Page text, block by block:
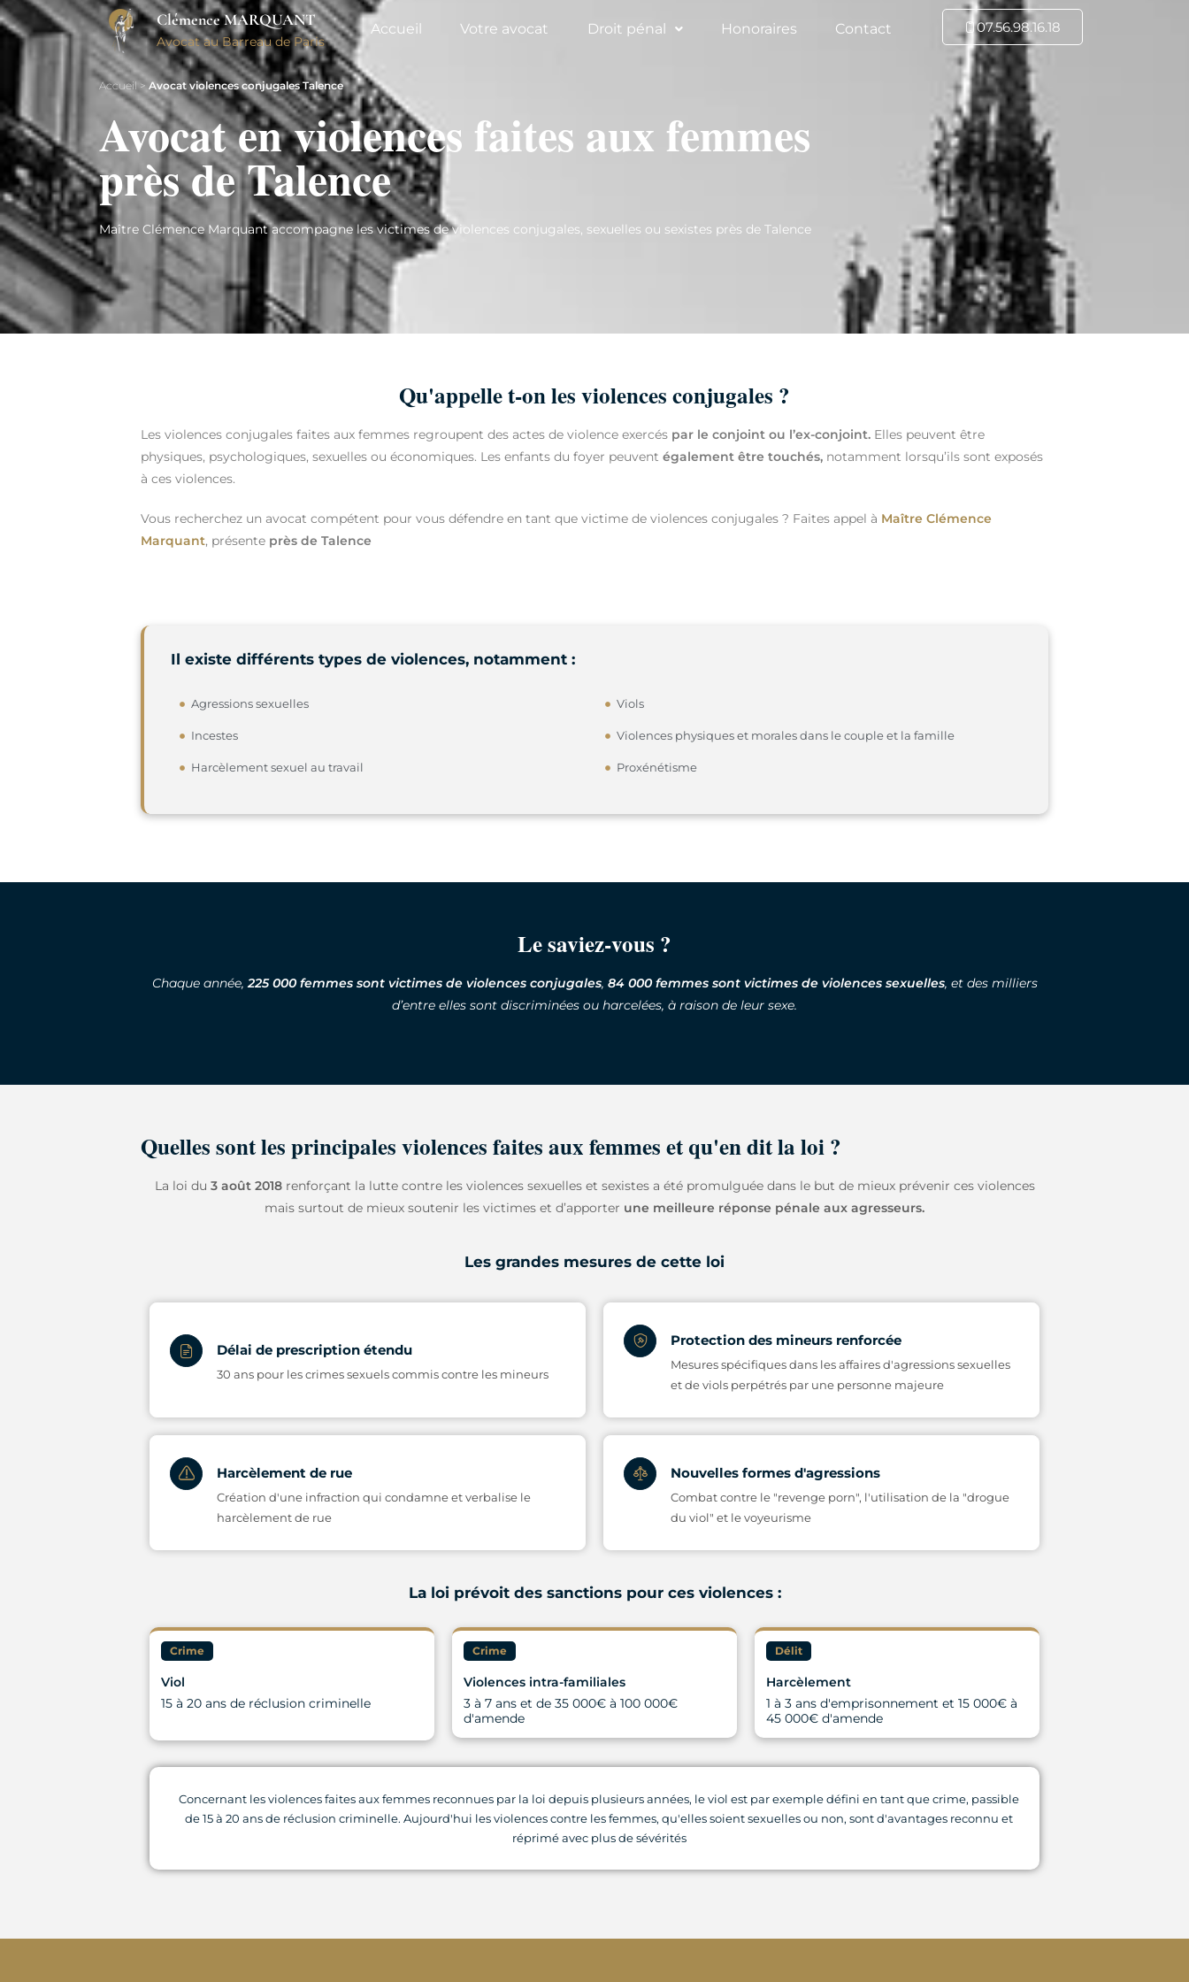
Clémence MARQUANT
Avocat au Barreau de Paris
Accueil Votre avocat Droit pénal Honoraires Contact 07.56.98.16.18
Accueil > Avocat violences conjugales Talence
Avocat en violences faites aux femmes
près de Talence
Maître Clémence Marquant accompagne les victimes de violences conjugales, sexuelles ou sexistes près de Talence
Qu'appelle t-on les violences conjugales ?
Les violences conjugales faites aux femmes regroupent des actes de violence exercés par le conjoint ou l’ex-conjoint. Elles peuvent être
physiques, psychologiques, sexuelles ou économiques. Les enfants du foyer peuvent également être touchés, notamment lorsqu’ils sont exposés
à ces violences.
Vous recherchez un avocat compétent pour vous défendre en tant que victime de violences conjugales ? Faites appel à Maître Clémence
Marquant, présente près de Talence
Il existe différents types de violences, notamment :
Agressions sexuelles
Incestes
Harcèlement sexuel au travail
Viols
Violences physiques et morales dans le couple et la famille
Proxénétisme
Le saviez-vous ?
Chaque année, 225 000 femmes sont victimes de violences conjugales, 84 000 femmes sont victimes de violences sexuelles, et des milliers
d’entre elles sont discriminées ou harcelées, à raison de leur sexe.
Quelles sont les principales violences faites aux femmes et qu'en dit la loi ?
La loi du 3 août 2018renforçant la lutte contre les violences sexuelles et sexistes a été promulguée dans le but de mieux prévenir ces violences
mais surtout de mieux soutenir les victimes et d’apporter une meilleure réponse pénale aux agresseurs.
Les grandes mesures de cette loi
Délai de prescription étendu
30 ans pour les crimes sexuels commis contre les mineurs
Harcèlement de rue
Création d'une infraction qui condamne et verbalise le
harcèlement de rue
Protection des mineurs renforcée
Mesures spécifiques dans les affaires d'agressions sexuelles
et de viols perpétrés par une personne majeure
Nouvelles formes d'agressions
Combat contre le "revenge porn", l'utilisation de la "drogue
du viol" et le voyeurisme
La loi prévoit des sanctions pour ces violences :
Crime
Viol
15 à 20 ans de réclusion criminelle
Crime
Violences intra-familiales
3 à 7 ans et de 35 000€ à 100 000€
d'amende
Délit
Harcèlement
1 à 3 ans d'emprisonnement et 15 000€ à
45 000€ d'amende
Concernant les violences faites aux femmes reconnues par la loi depuis plusieurs années, le viol est par exemple défini en tant que crime, passible
de 15 à 20 ans de réclusion criminelle. Aujourd'hui les violences contre les femmes, qu'elles soient sexuelles ou non, sont d'avantages reconnu et
réprimé avec plus de sévérités